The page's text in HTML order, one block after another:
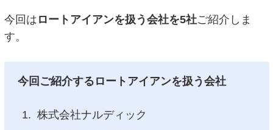
今回は ロートアイアンを扱う会社を5社ご紹介しま
す。
今回ご紹介するロートアイアンを扱う会社
株式会社ナルディック